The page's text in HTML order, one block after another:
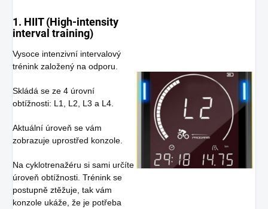
1. HIIT (High-intensity
interval training)
Vysoce intenzivní intervalový
trénink založený na odporu.
Skládá se ze 4 úrovní
obtížnosti: L1, L2, L3 a L4.
Aktuální úroveň se vám
zobrazuje uprostřed konzole.
Na cyklotrenažéru si sami určíte
úroveň obtížnosti. Trénink se
postupně ztěžuje, tak vám
konzole ukáže, že je potřeba